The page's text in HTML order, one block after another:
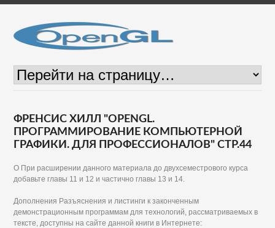
ФРЕНСИС ХИЛЛ "OPENGL.
ПРОГРАММИРОВАНИЕ КОМПЬЮТЕРНОЙ
ГРАФИКИ. ДЛЯ ПРОФЕССИОНАЛОВ" СТР.44
О При расширении данного материала до двухсеместрового курса
добавьте главы 11 и 12 и частично главы 13 и 14.
Дополнения Разъяснения и листинги к законченным
демонстрационным программам для технологий, рассматриваемых в
тексте, доступны на сайте данной книги в Интернете: